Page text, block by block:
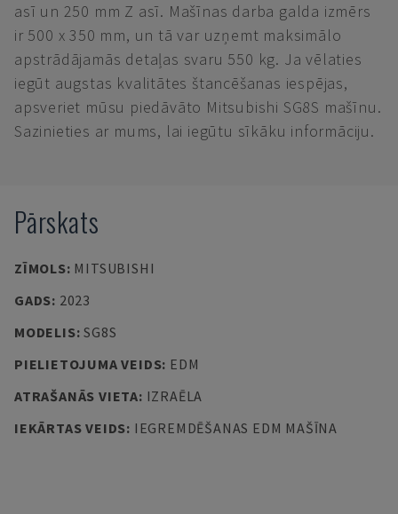
asī un 250 mm Z asī. Mašīnas darba galda izmērs
ir 500 x 350 mm, un tā var uzņemt maksimālo
apstrādājamās detaļas svaru 550 kg. Ja vēlaties
iegūt augstas kvalitātes štancēšanas iespējas,
apsveriet mūsu piedāvāto Mitsubishi SG8S mašīnu.
Sazinieties ar mums, lai iegūtu sīkāku informāciju.
Pārskats
ZĪMOLS: MITSUBISHI
GADS: 2023
MODELIS:SG8S
PIELIETOJUMA VEIDS: EDM
ATRAŠANĀS VIETA: IZRAĒLA
IEKĀRTAS VEIDS: IEGREMDĒŠANAS EDM MAŠĪNA